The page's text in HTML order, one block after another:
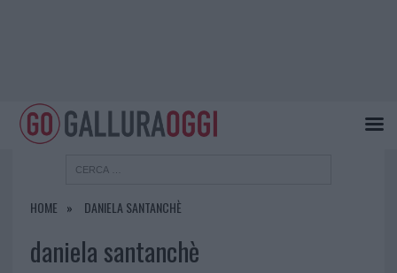
HOME DANIELA SANTANCHÈ
daniela santanchè